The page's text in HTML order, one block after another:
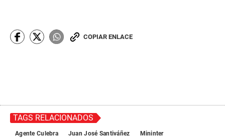
COPIAR ENLACE
TAGS RELACIONADOS
Agente Culebra Juan José Santiváñez Mininter